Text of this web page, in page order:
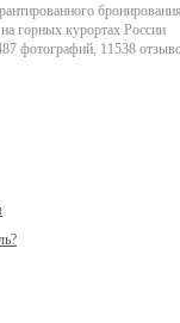
горных курортах России
фотографий, 11538